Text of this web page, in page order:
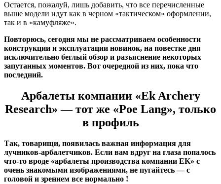
Остается, пожалуй, лишь добавить, что все перечисленные
выше модели идут как в черном «тактическом» оформлении,
так и в «камуфляже».
Повторюсь, сегодня мы не рассматриваем особенности
конструкции и эксплуатации новинок, на повестке дня
исключительно беглый обзор и разъяснение некоторых
запутанных моментов. Вот очередной из них, пока что
последний.
Арбалеты компании «Ek Archery
Research» — тот же «Poe Lang», только
в профиль
Так, товарищи, появилась важная информация для
лучников-арбалетчиков. Если вам вдруг на глаза попалось
что-то вроде «арбалеты производства компании EK» с
очень знакомыми изображениями, не пугайтесь — с
головой и зрением все нормально !